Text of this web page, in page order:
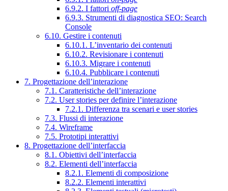
6.9.2. I fattori off-page
6.9.3. Strumenti di diagnostica SEO: Search
Console
6.10. Gestire i contenuti
6.10.1. L’inventario dei contenuti
6.10.2. Revisionare i contenuti
6.10.3. Migrare i contenuti
6.10.4. Pubblicare i contenuti
7. Progettazione dell’interazione
7.1. Caratteristiche dell’interazione
7.2. User stories per definire l’interazione
7.2.1. Differenza tra scenari e user stories
7.3. Flussi di interazione
7.4. Wireframe
7.5. Prototipi interattivi
8. Progettazione dell’interfaccia
8.1. Obiettivi dell’interfaccia
8.2. Elementi dell’interfaccia
8.2.1. Elementi di composizione
8.2.2. Elementi interattivi